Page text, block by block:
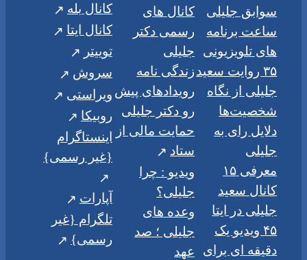
سوابق جلیلی
ساعت برنامه
های تلویزیونی
۳۵ روایت سعید
جلیلی از نگاه
شخصیت‌ها
دلایل رای به
جلیلی
معرفی ۱۵
کانال سعید
جلیلی در ایتا
۴۵ ویدیو یک
دقیقه ای برای
کانال های
رسمی دکتر
جلیلی
زندگی نامه
رویدادهای پیش
رو دکتر جلیلی
حمایت مالی از
ستاد
ویدیو : چرا
جلیلی؟
وعده های
جلیلی ؛ صد
عهد
کانال بله
کانال ایتا
توییتر
سروش
ویراستی
روبیکا
اینستاگرام
{غیر رسمی}
آپارات
تلگرام {غیر
رسمی}